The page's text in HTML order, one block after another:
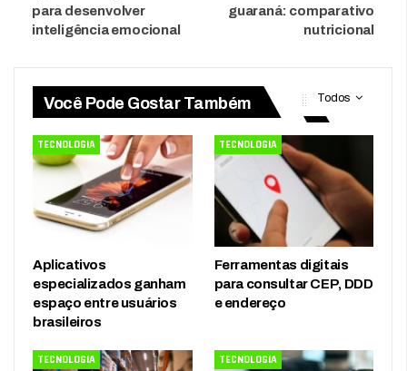
para desenvolver
inteligência emocional
guaraná: comparativo
nutricional
Todos
Você Pode Gostar Também
TECNOLOGIA
Aplicativos
especializados ganham
espaço entre usuários
brasileiros
TECNOLOGIA
Ferramentas digitais
para consultar CEP, DDD
e endereço
TECNOLOGIA TECNOLOGIA